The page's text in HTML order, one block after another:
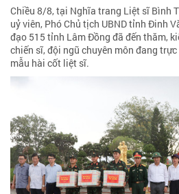
Chiều 8/8, tại Nghĩa trang Liệt sĩ Bình
uỷ viên, Phó Chủ tịch UBND tỉnh Đinh
đạo 515 tỉnh Lâm Đồng đã đến thăm,
chiến sĩ, đội ngũ chuyên môn đang
mẫu hài cốt liệt sĩ.